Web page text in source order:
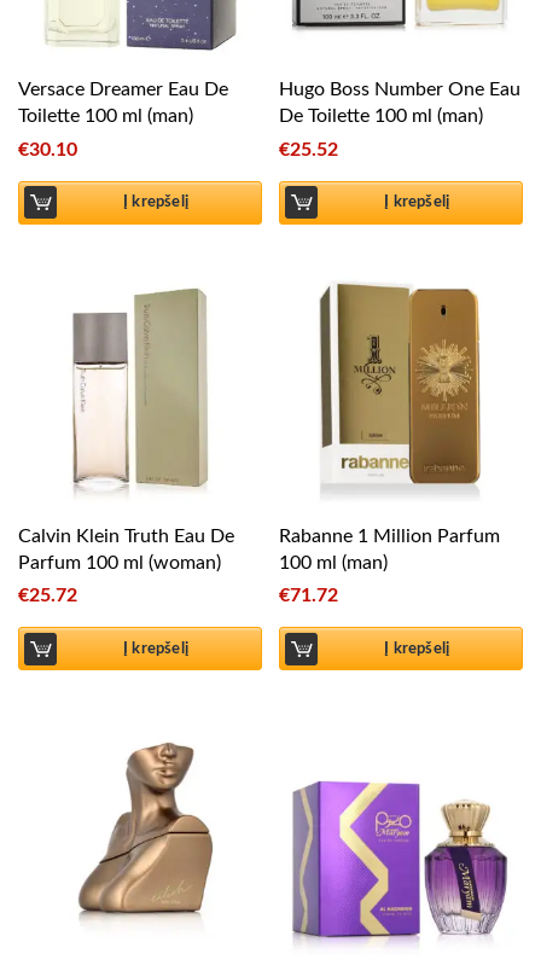
Versace Dreamer Eau De
Toilette 100 ml (man)
€30.10
Į krepšelį
Hugo Boss Number One Eau
De Toilette 100 ml (man)
€25.52
Į krepšelį
Calvin Klein Truth Eau De
Parfum 100 ml (woman)
€25.72
Į krepšelį
Rabanne 1 Million Parfum
100 ml (man)
€71.72
Į krepšelį